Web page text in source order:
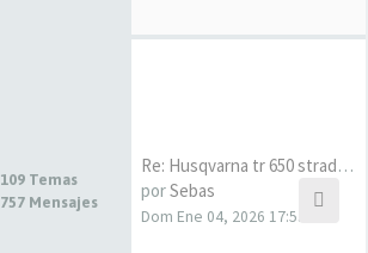
109 Temas
757 Mensajes
Re: Husqvarna tr 650 strada a…
porSebas
Dom Ene 04, 2026 17:53